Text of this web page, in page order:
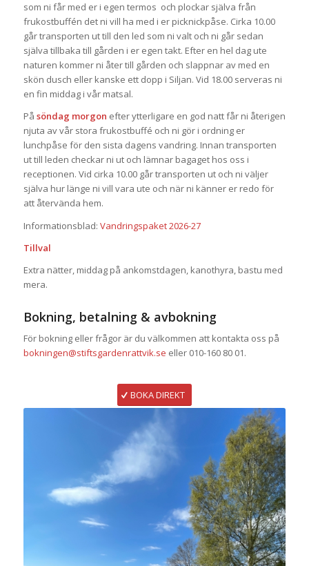
som ni får med er i egen termos och plockar själva från
frukostbuffén det ni vill ha med i er picknickpåse. Cirka 10.00
går transporten ut till den led som ni valt och ni går sedan
själva tillbaka till gården i er egen takt. Efter en hel dag ute
naturen kommer ni åter till gården och slappnar av med en
skön dusch eller kanske ett dopp i Siljan. Vid 18.00 serveras ni
en fin middag i vår matsal.
På söndag morgon efter ytterligare en god natt får ni återigen
njuta av vår stora frukostbuffé och ni gör i ordning er
lunchpåse för den sista dagens vandring. Innan transporten
ut till leden checkar ni ut och lämnar bagaget hos oss i
receptionen. Vid cirka 10.00 går transporten ut och ni väljer
själva hur länge ni vill vara ute och när ni känner er redo för
att återvända hem.
Informationsblad: Vandringspaket 2026-27
Tillval
Extra nätter, middag på ankomstdagen, kanothyra, bastu med
mera.
Bokning, betalning & avbokning
För bokning eller frågor är du välkommen att kontakta oss på
bokningen@stiftsgardenrattvik.se eller 010-160 80 01.
BOKA DIREKT